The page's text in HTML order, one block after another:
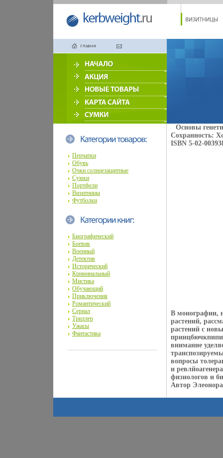
Перчатки
Обувь
Очки солнцезащитные
Сумки
Портфели
Визитницы
Футболки
Основы
Сохранность:
ISBN 5-02-
В монографии,
растений,
растений с
внимание
вопросы
и
физиологов и
Автор
Биографический
Боевик
Военный
Детектив
Исторический
Криминальный
Мистика
Обучающий
Приключения
Романтический
Сериал
Триллер
Ужасы
Фантастика